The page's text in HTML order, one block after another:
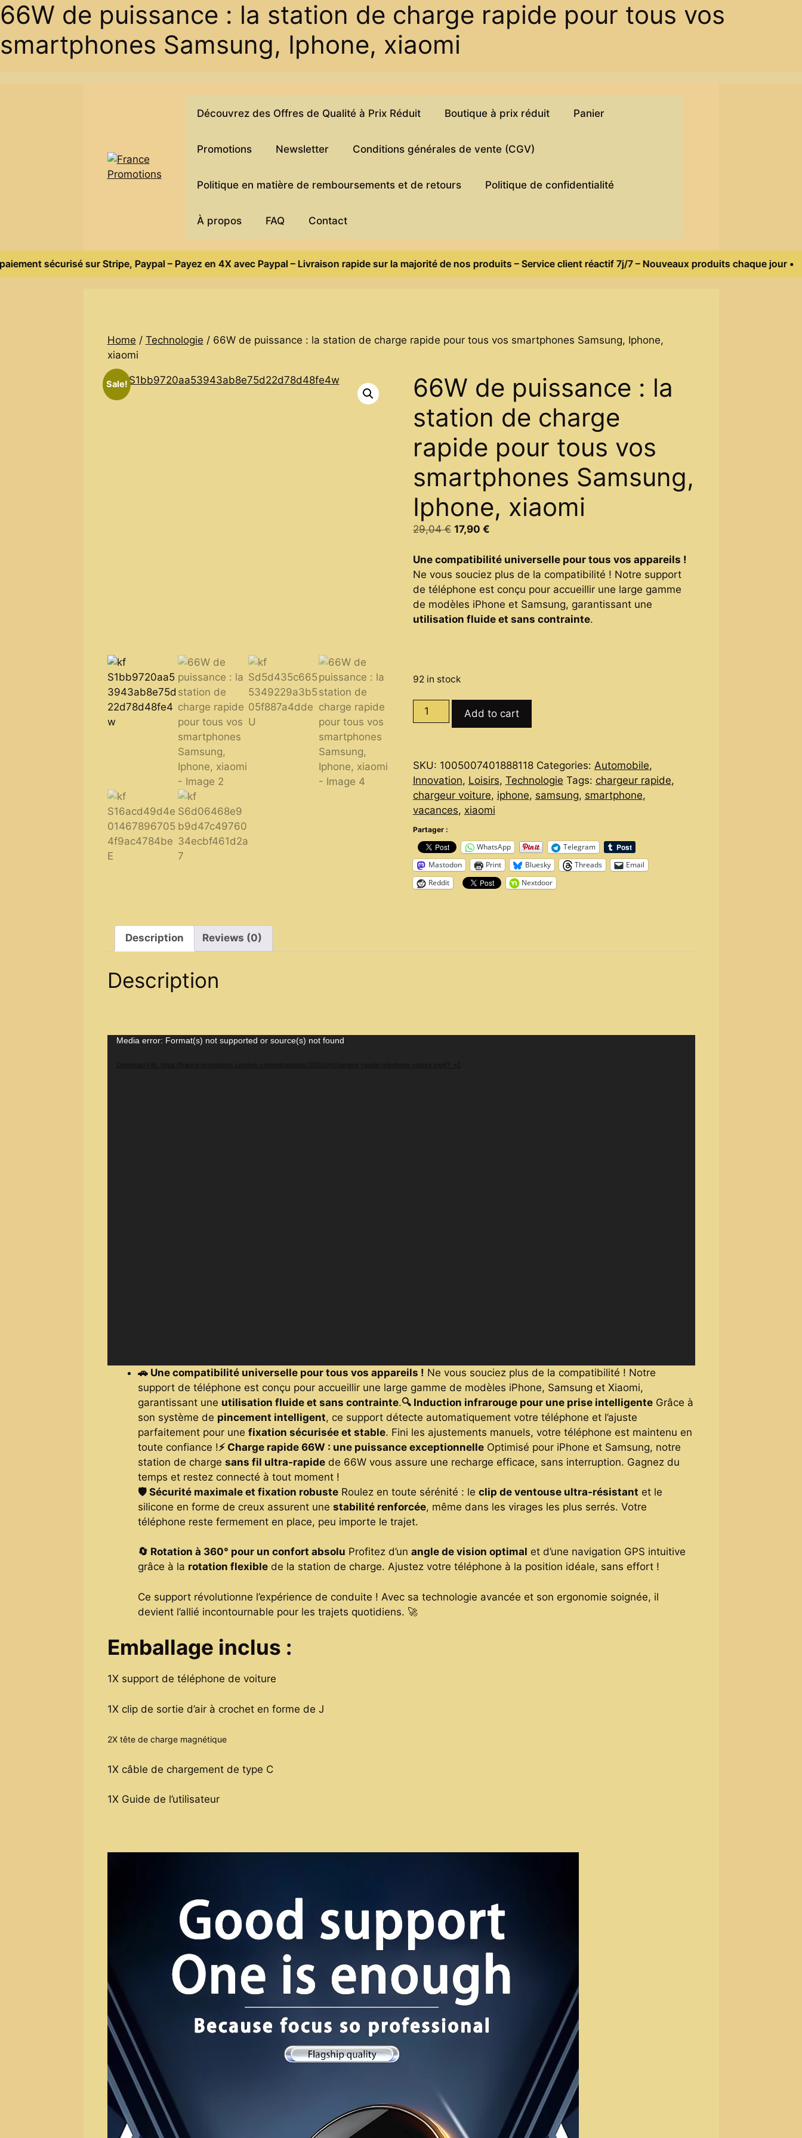
66W de puissance : la station de charge rapide pour tous vos
smartphones Samsung, Iphone, xiaomi
Découvrez des Offres de Qualité à Prix Réduit Boutique à prix réduit Panier
Promotions Newsletter Conditions générales de vente (CGV)
Politique en matière de remboursements et de retours Politique de confidentialité
À propos FAQ Contact
sécurisé sur Stripe, Paypal – Payez en 4X avec Paypal – Livraison rapide sur la majorité de nos produits – Service client réactif 7j/7 – Nouveaux produits chaque jour •
Home / Technologie / 66W de puissance : la station de charge rapide pour tous vos smartphones Samsung, Iphone,
xiaomi
Sale!
66W de puissance : la
station de charge
rapide pour tous vos
smartphones Samsung,
Iphone, xiaomi
29,04€ Original
was:
29,04 €.
17,90 €Current
is:
17,90 €.
Une compatibilité universelle pour tous vos appareils !
Ne vous souciez plus de la compatibilité ! Notre support
de téléphone est conçu pour accueillir une large gamme
de modèles iPhone et Samsung, garantissant une
utilisation fluide et sans contrainte.
92 in stock
66W
de
la
station
de
charge
rapide
pour
tous
vos
smartphones
Add to cart
SKU: 1005007401888118 Categories: Automobile,
Innovation, Loisirs, Technologie Tags: chargeur rapide,
chargeur voiture, iphone, samsung, smartphone,
vacances, xiaomi
Partager :
WhatsApp
Telegram
Mastodon
Print Bluesky Threads
Email
Reddit
Nextdoor
Description Reviews (0)
Description
Video
Media error: Format(s) not supported or source(s) not found
🚗 Une compatibilité universelle pour tous vos appareils ! Ne vous souciez plus de la compatibilité ! Notre
support de téléphone est conçu pour accueillir une large gamme de modèles iPhone, Samsung et Xiaomi,
garantissant une utilisation fluide et sans contrainte.🔍 Induction infrarouge pour une prise intelligenteGrâce à
son système de pincement intelligent, ce support détecte automatiquement votre téléphone et l’ajuste
parfaitement pour une fixation sécurisée et stable. Fini les ajustements manuels, votre téléphone est maintenu en
toute confiance !⚡ Charge rapide 66W : une puissance exceptionnelleOptimisé pour iPhone et Samsung, notre
station de charge sans fil ultra-rapidede 66W vous assure une recharge efficace, sans interruption. Gagnez du
temps et restez connecté à tout moment !
🛡️ Sécurité maximale et fixation robusteRoulez en toute sérénité : le clip de ventouse ultra-résistant et le
silicone en forme de creux assurent une stabilité renforcée, même dans les virages les plus serrés. Votre
téléphone reste fermement en place, peu importe le trajet.
🔄 Rotation à 360° pour un confort absolu Profitez d’un angle de vision optimal et d’une navigation GPS intuitive
grâce à la rotation flexiblede la station de charge. Ajustez votre téléphone à la position idéale, sans effort !
Ce support révolutionne l’expérience de conduite ! Avec sa technologie avancée et son ergonomie soignée, il
devient l’allié incontournable pour les trajets quotidiens. 🚀
Emballage inclus :
1X support de téléphone de voiture
1X clip de sortie d’air à crochet en forme de J
2X tête de charge magnétique
1X câble de chargement de type C
1X Guide de l’utilisateur